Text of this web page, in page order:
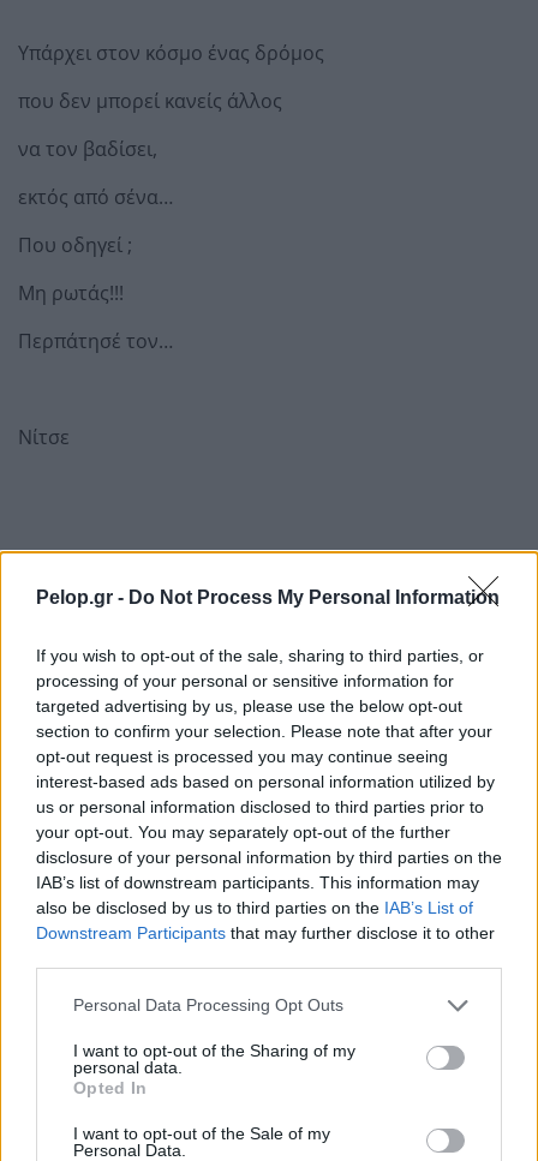
Pelop.gr - Do Not Process My Personal Information
If you wish to opt-out of the sale, sharing to third parties, or
processing of your personal or sensitive information for
targeted advertising by us, please use the below opt-out
section to confirm your selection. Please note that after your
opt-out request is processed you may continue seeing
interest-based ads based on personal information utilized by
us or personal information disclosed to third parties prior to
your opt-out. You may separately opt-out of the further
disclosure of your personal information by third parties on the
IAB’s list of downstream participants. This information may
also be disclosed by us to third parties on the IAB’s List of
Downstream Participants that may further disclose it to other
Please note that this website/app uses one or more Google
not limited to your visit or usage behaviour. You may click to
grant or deny consent to Google and its third-party tags to
use your data for below specified purposes in below Google
consent section.
Personal Data Processing Opt Outs
I want to opt-out of the Sharing of my
personal data.
Opted In
I want to opt-out of the Sale of my
Personal Data.
Υπάρχει στον κόσμο ένας δρόμος
που δεν μπορεί κανείς άλλος
να τον βαδίσει,
εκτός από σένα…
Που οδηγεί ;
Μη ρωτάς!!!
Περπάτησέ τον…
Νίτσε